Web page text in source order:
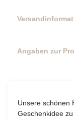
Angaben zur
Unsere schönen
Geschenkidee